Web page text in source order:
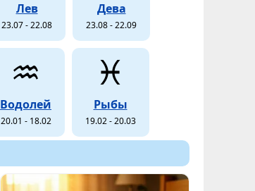
Лев
23.07 - 22.08
Дева
23.08 - 22.09
♒
Водолей
20.01 - 18.02
♓
Рыбы
19.02 - 20.03